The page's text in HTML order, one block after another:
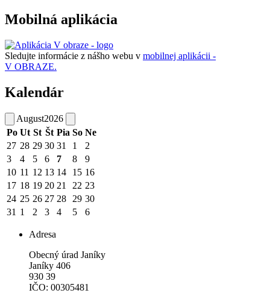
Mobilná aplikácia
Sledujte informácie z nášho webu v mobilnej aplikácii -
V OBRAZE.
Kalendár
August2026
Po Ut St Št Pia So Ne
27 28 29 30 31 1
2
3
4 5 6 7 8
9
10 11 12 13 14 15 16
17 18 19 20 21 22 23
24 25 26 27 28 29 30
31 1 2 3 4 5 6
Adresa
Obecný úrad Janíky
Janíky 406
930 39
IČO: 00305481